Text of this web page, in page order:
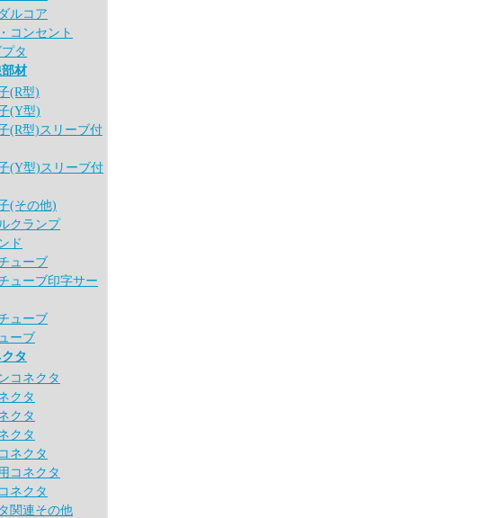
ルコア
コンセント
タ
材
(R型)
(Y型)
(R型)スリーブ付
(Y型)スリーブ付
(その他)
クランプ
ド
ューブ
ューブ印字サー
ューブ
ーブ
タ
コネクタ
クタ
クタ
クタ
ネクタ
コネクタ
ネクタ
関連その他